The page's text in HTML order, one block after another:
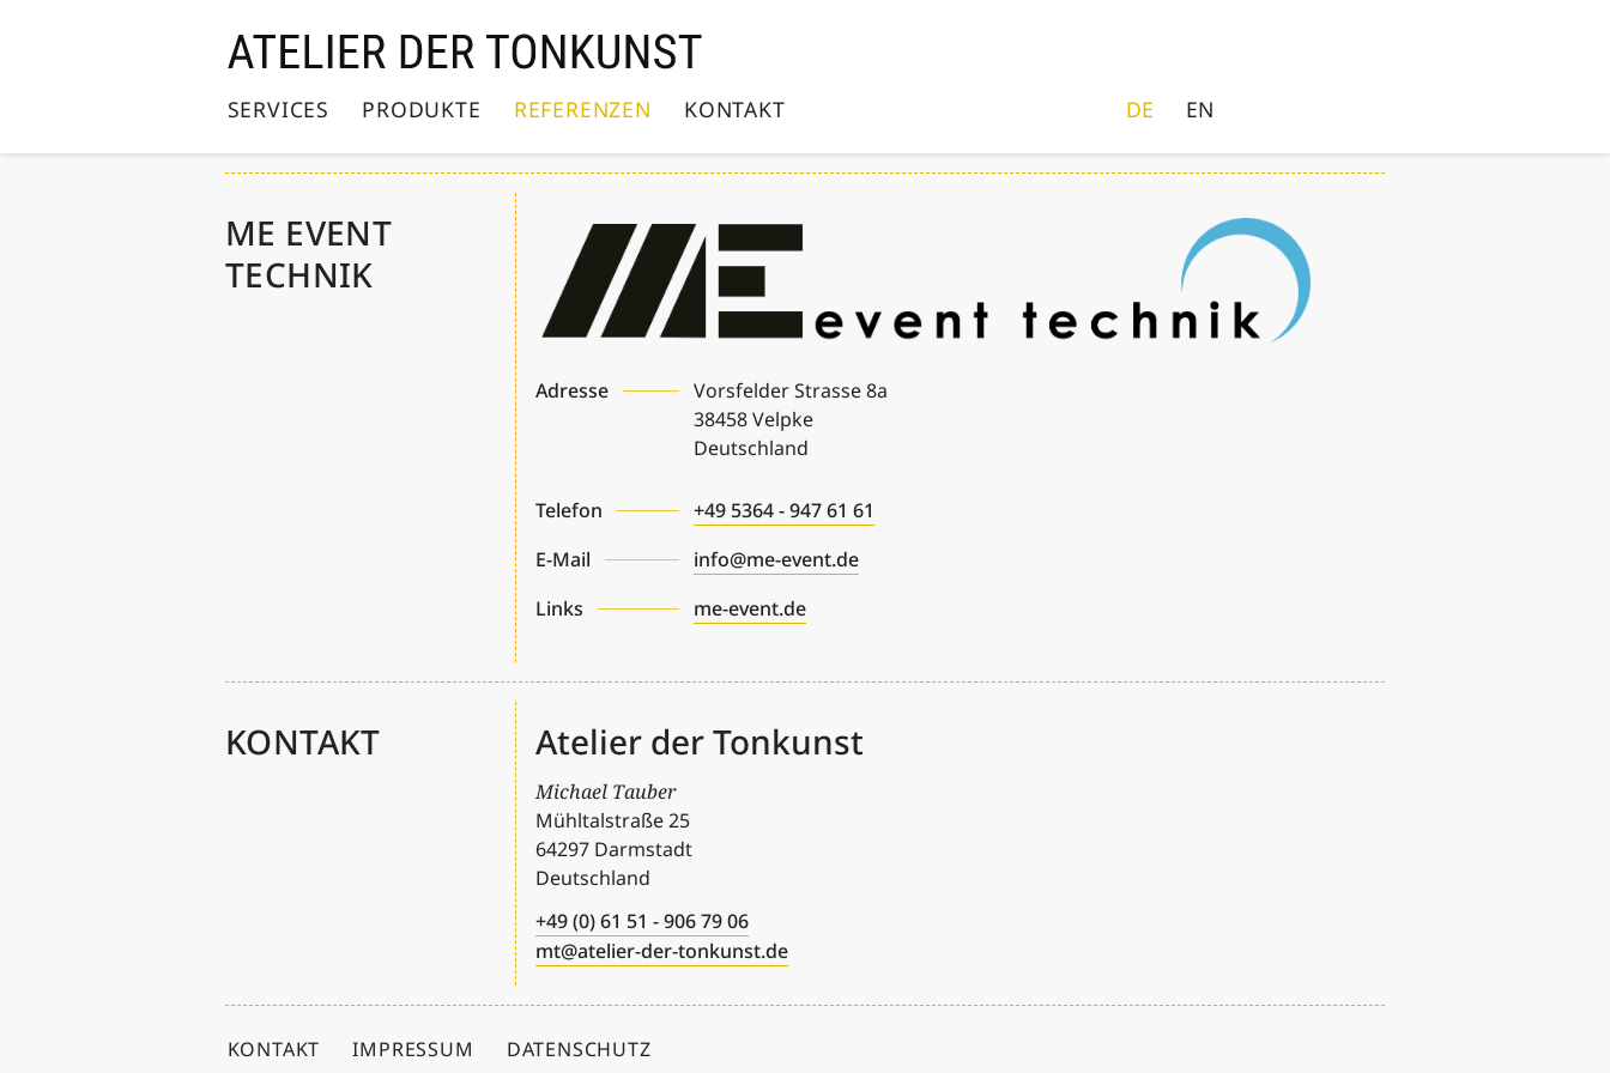
DE EN
SERVICES PRODUKTE REFERENZEN KONTAKT
ME EVENT
TECHNIK
Adresse
Vorsfelder Strasse 8a
38458Velpke
Deutschland
Telefon
+49 5364 - 947 61 61
E-Mail
info@me-event.de
Links
me-event.de
KONTAKT Atelier der Tonkunst
Michael Tauber
Mühltalstraße 25
64297 Darmstadt
Deutschland
+49 (0) 61 51 - 906 79 06
mt@atelier-der-tonkunst.de
KONTAKT IMPRESSUM DATENSCHUTZ